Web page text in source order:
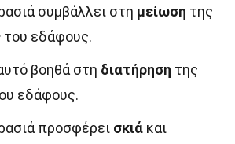
συμβάλλει στη μείωση της
του εδάφους.
βοηθά στη διατήρηση της
εδάφους.
προσφέρει σκιά και